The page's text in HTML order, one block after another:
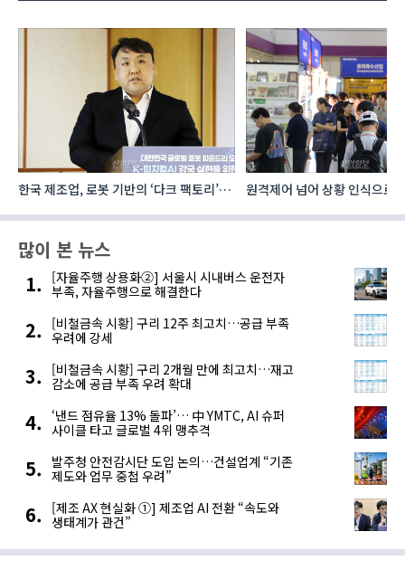
한국 제조업, 로봇 기반의 ‘다크 팩토리’로
원격제어 넘어 상황 인식으로,
많이 본 뉴스
[자율주행 상용화②] 서울시 시내버스 운전자
부족, 자율주행으로 해결한다
[비철금속 시황] 구리 12주 최고치…공급 부족
우려에 강세
[비철금속 시황] 구리 2개월 만에 최고치…재고
감소에 공급 부족 우려 확대
‘낸드 점유율 13% 돌파’… 中 YMTC, AI 슈퍼
사이클 타고 글로벌 4위 맹추격
발주청 안전감시단 도입 논의…건설업계 “기존
제도와 업무 중첩 우려”
[제조 AX 현실화 ①] 제조업 AI 전환 “속도와
생태계가 관건”